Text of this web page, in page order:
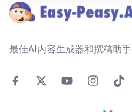
最佳AI内容生成器和撰稿助手